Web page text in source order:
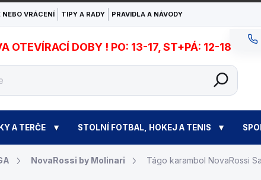
NEBO VRÁCENÍ TIPY A RADY PRAVIDLA A NÁVODY
OTEVÍRACÍ DOBY ! PO: 13-17, ST+PÁ: 12-18
A TERČE STOLNÍ FOTBAL, HOKEJ A TENIS
NovaRossi by Molinari Tágo karambol NovaRossi